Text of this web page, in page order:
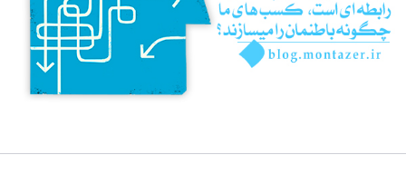
انسان و میل بی‌نهایت 0/12
انسان چه چیزی نیست؟ 0/24
هدف خلقت و جایگاه انسان 0/7